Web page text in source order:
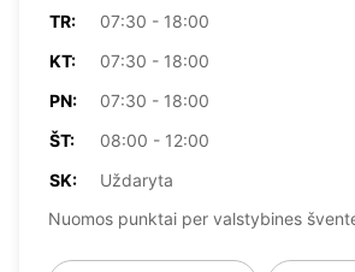
TR:
07:30 - 18:00
KT:
07:30 - 18:00
PN:
07:30 - 18:00
ŠT:
08:00 - 12:00
SK:
Uždaryta
Nuomos punktai per valstybines